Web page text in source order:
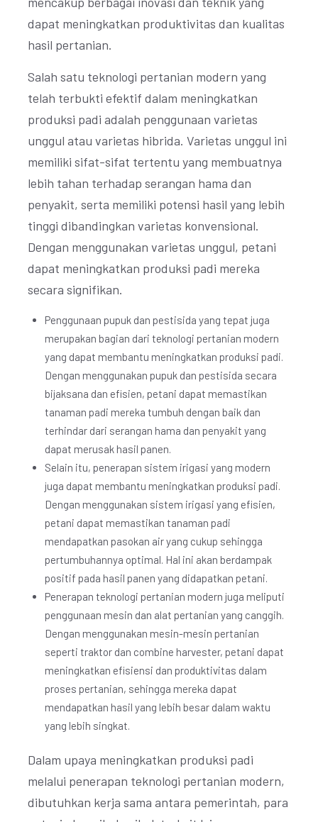
dapat meningkatkan produktivitas dan kualitas
hasil pertanian.
Salah satu teknologi pertanian modern yang
telah terbukti efektif dalam meningkatkan
produksi padi adalah penggunaan varietas
unggul atau varietas hibrida. Varietas unggul ini
memiliki sifat-sifat tertentu yang membuatnya
lebih tahan terhadap serangan hama dan
penyakit, serta memiliki potensi hasil yang lebih
tinggi dibandingkan varietas konvensional.
Dengan menggunakan varietas unggul, petani
dapat meningkatkan produksi padi mereka
secara signifikan.
Penggunaan pupuk dan pestisida yang tepat juga
merupakan bagian dari teknologi pertanian modern
yang dapat membantu meningkatkan produksi padi.
Dengan menggunakan pupuk dan pestisida secara
bijaksana dan efisien, petani dapat memastikan
tanaman padi mereka tumbuh dengan baik dan
terhindar dari serangan hama dan penyakit yang
dapat merusak hasil panen.
Selain itu, penerapan sistem irigasi yang modern
juga dapat membantu meningkatkan produksi padi.
Dengan menggunakan sistem irigasi yang efisien,
petani dapat memastikan tanaman padi
mendapatkan pasokan air yang cukup sehingga
pertumbuhannya optimal. Hal ini akan berdampak
positif pada hasil panen yang didapatkan petani.
Penerapan teknologi pertanian modern juga meliputi
penggunaan mesin dan alat pertanian yang canggih.
Dengan menggunakan mesin-mesin pertanian
seperti traktor dan combine harvester, petani dapat
meningkatkan efisiensi dan produktivitas dalam
proses pertanian, sehingga mereka dapat
mendapatkan hasil yang lebih besar dalam waktu
yang lebih singkat.
Dalam upaya meningkatkan produksi padi
melalui penerapan teknologi pertanian modern,
dibutuhkan kerja sama antara pemerintah, para